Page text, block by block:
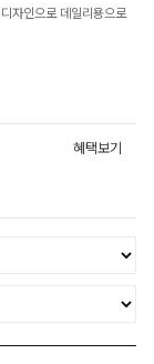
자인으로 데일리용으로
혜택보기